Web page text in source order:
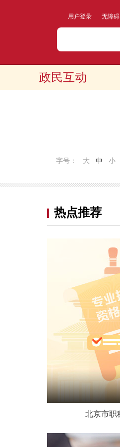
用户登录 无障碍
政民互动
字号： 大 中 小
热点推荐